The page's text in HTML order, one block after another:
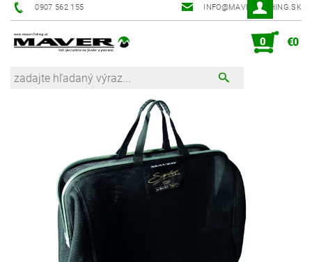
0907 562 155 INFO@MAVER-FISHING.SK
0 €0